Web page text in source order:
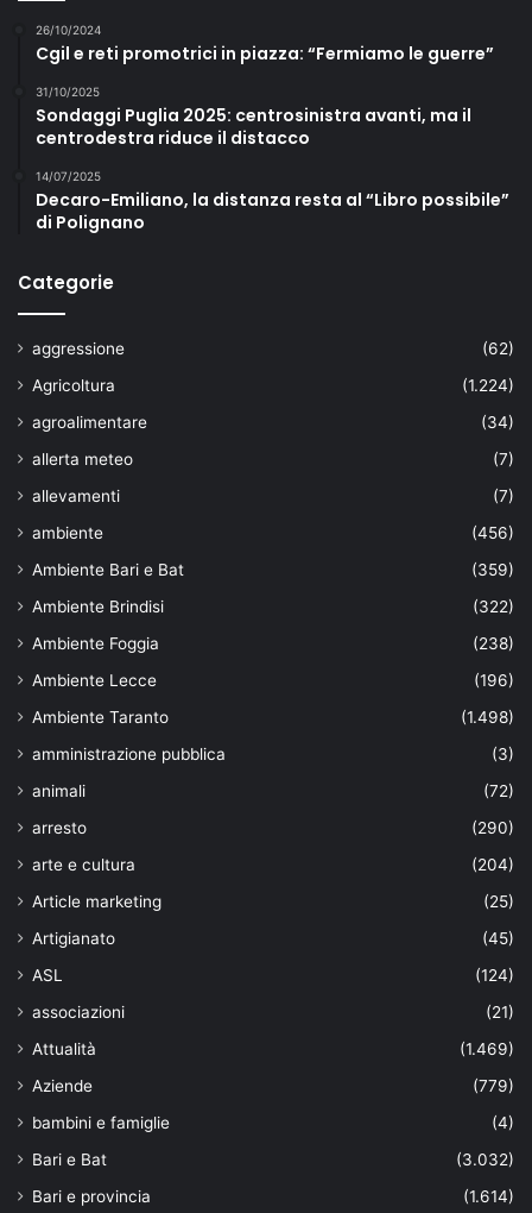
26/10/2024
Cgil e reti promotrici in piazza: “Fermiamo le guerre”
31/10/2025
Sondaggi Puglia 2025: centrosinistra avanti, ma il
centrodestra riduce il distacco
14/07/2025
Decaro-Emiliano, la distanza resta al “Libro possibile”
di Polignano
Categorie
aggressione
(62)
Agricoltura
(1.224)
agroalimentare
(34)
allerta meteo
(7)
allevamenti
(7)
ambiente
(456)
Ambiente Bari e Bat
(359)
Ambiente Brindisi
(322)
Ambiente Foggia
(238)
Ambiente Lecce
(196)
Ambiente Taranto
(1.498)
amministrazione pubblica
(3)
animali
(72)
arresto
(290)
arte e cultura
(204)
Article marketing
(25)
Artigianato
(45)
ASL
(124)
associazioni
(21)
Attualità
(1.469)
Aziende
(779)
bambini e famiglie
(4)
Bari e Bat
(3.032)
Bari e provincia
(1.614)